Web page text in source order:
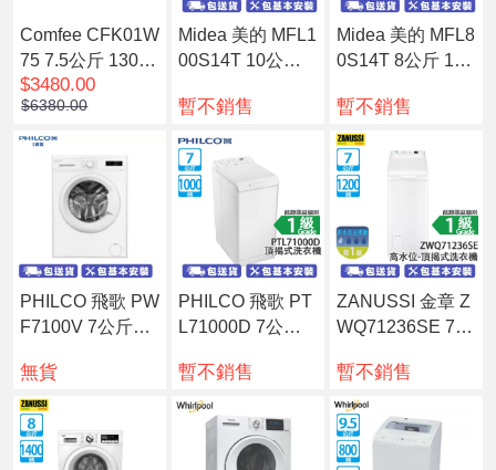
Comfee CFK01W
75 7.5公斤 1300
轉 變頻 頂揭式洗
衣機
$3480.00
$6380.00
Midea 美的 MFL1
00S14T 10公斤 1
式洗衣機 Lunar系
列
暫不銷售
Midea 美的 MFL8
0S14T 8公斤 140
洗衣機 Lunar系列
暫不銷售
PHILCO 飛歌 PW
F7100V 7公斤10
洗衣機
無貨
PHILCO 飛歌 PT
L71000D 7公斤 1
衣機
暫不銷售
ZANUSSI 金章 Z
WQ71236SE 7公
頂揭式洗衣機
暫不銷售